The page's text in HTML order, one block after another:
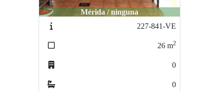
Mérida / ninguna
227-841-VE
26 m2
0
0